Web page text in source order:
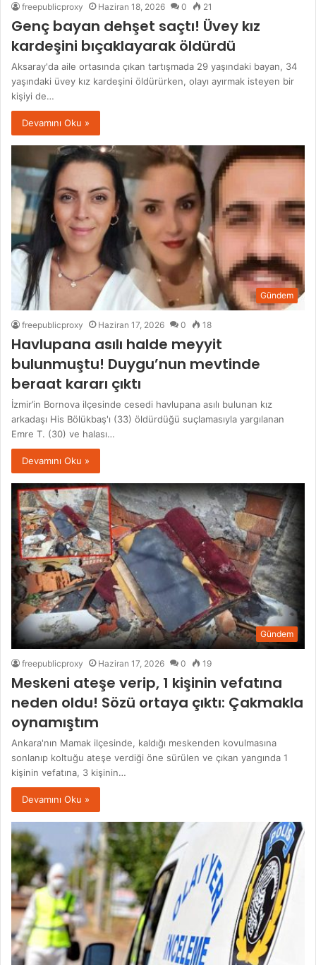
freepublicproxy Haziran 18, 2026 0 21
Genç bayan dehşet saçtı! Üvey kız
kardeşini bıçaklayarak öldürdü
Aksaray'da aile ortasında çıkan tartışmada 29 yaşındaki bayan, 34
yaşındaki üvey kız kardeşini öldürürken, olayı ayırmak isteyen bir
kişiyi de…
Devamını Oku »
Gündem
freepublicproxy Haziran 17, 2026 0 18
Havlupana asılı halde meyyit
bulunmuştu! Duygu’nun mevtinde
beraat kararı çıktı
İzmir’in Bornova ilçesinde cesedi havlupana asılı bulunan kız
arkadaşı His Bölükbaş'ı (33) öldürdüğü suçlamasıyla yargılanan
Emre T. (30) ve halası…
Devamını Oku »
Gündem
freepublicproxy Haziran 17, 2026 0 19
Meskeni ateşe verip, 1 kişinin vefatına
neden oldu! Sözü ortaya çıktı: Çakmakla
oynamıştım
Ankara'nın Mamak ilçesinde, kaldığı meskenden kovulmasına
sonlanıp koltuğu ateşe verdiği öne sürülen ve çıkan yangında 1
kişinin vefatına, 3 kişinin…
Devamını Oku »